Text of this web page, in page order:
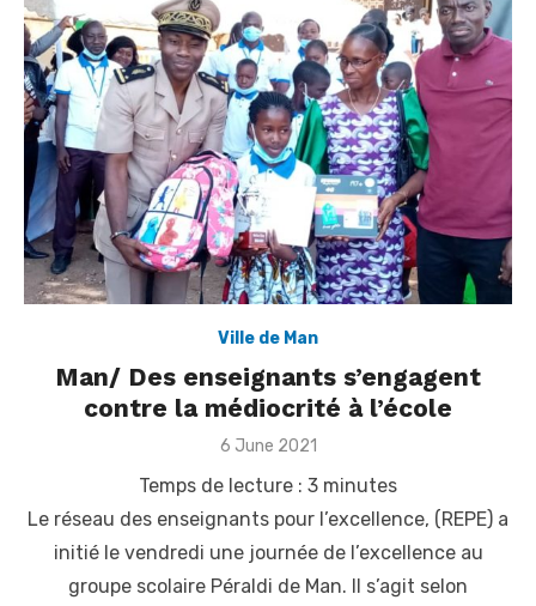
Ville de Man
Man/ Des enseignants s’engagent
contre la médiocrité à l’école
Posted
6 June 2021
Temps de lecture : 3 minutes
Le réseau des enseignants pour l’excellence, (REPE) a
initié le vendredi une journée de l’excellence au
groupe scolaire Péraldi de Man. Il s’agit selon